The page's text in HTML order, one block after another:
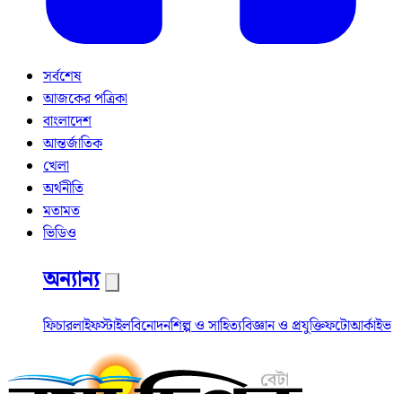
সর্বশেষ
আজকের পত্রিকা
বাংলাদেশ
আন্তর্জাতিক
খেলা
অর্থনীতি
মতামত
ভিডিও
অন্যান্য
ফিচারলাইফস্টাইলবিনোদনশিল্প ও সাহিত্যবিজ্ঞান ও প্রযুক্তিফটোআর্কাইভ